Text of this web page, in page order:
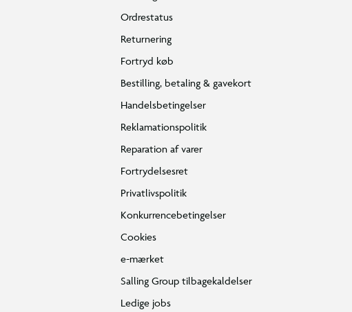
Ordrestatus
Returnering
Fortryd køb
Bestilling, betaling & gavekort
Handelsbetingelser
Reklamationspolitik
Reparation af varer
Fortrydelsesret
Privatlivspolitik
Konkurrencebetingelser
Cookies
e-mærket
Salling Group tilbagekaldelser
Ledige jobs